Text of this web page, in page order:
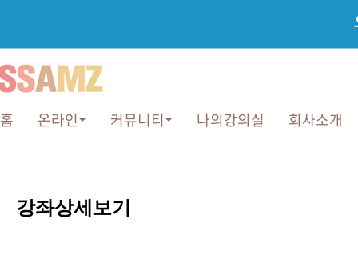
홈 온라인 커뮤니티 나의강의실 회사소개
강좌상세보기